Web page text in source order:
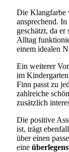
Die Klangfarbe
ansprechend.
geschätzt, da
Alltag
einem idealen
Ein weiterer
im
Finn passt zu
zahlreiche
zusätzlich
Die positive
ist, trägt
über einen
eine